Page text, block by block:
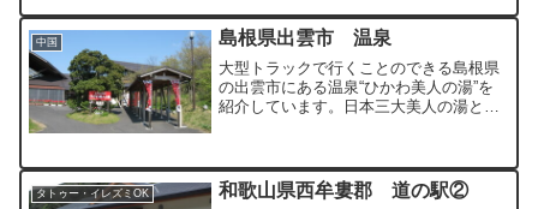
きる入浴施設となっています。
中国 島根県出雲市 温泉
大型トラックで行くことのできる島根県
の出雲市にある温泉“ひかわ美人の湯”を
紹介しています。日本三大美人の湯と言
タトゥー・イレズミOK 和歌山県西牟婁郡 道の駅②